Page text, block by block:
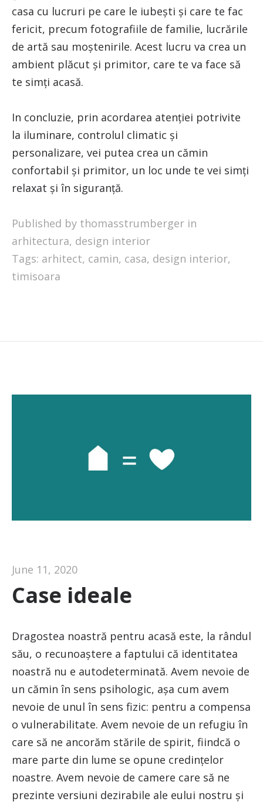
casa cu lucruri pe care le iubești și care te fac
fericit, precum fotografiile de familie, lucrările
de artă sau moștenirile. Acest lucru va crea un
ambient plăcut și primitor, care te va face să
te simți acasă.
In concluzie, prin acordarea atenției potrivite
la iluminare, controlul climatic și
personalizare, vei putea crea un cămin
confortabil și primitor, un loc unde te vei simți
relaxat și în siguranță.
Published by thomasstrumberger in
arhitectura, design interior
Tags: arhitect, camin, casa, design interior,
timisoara
June 11, 2020
Case ideale
Dragostea noastră pentru acasă este, la rândul
său, o recunoaștere a faptului că identitatea
noastră nu e autodeterminată. Avem nevoie de
un cămin în sens psihologic, așa cum avem
nevoie de unul în sens fizic: pentru a compensa
o vulnerabilitate. Avem nevoie de un refugiu în
care să ne ancorăm stările de spirit, fiindcă o
mare parte din lume se opune credințelor
noastre. Avem nevoie de camere care să ne
prezinte versiuni dezirabile ale eului nostru și